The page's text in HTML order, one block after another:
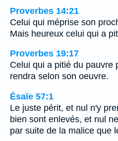
Proverbes 14:21
Celui qui méprise son
Mais heureux celui qui a
Proverbes 19:17
Celui qui a pitié du pauvre
rendra selon son oeuvre.
Ésaïe 57:1
Le juste périt, et nul n'y
bien sont enlevés, et nul
par suite de la malice que